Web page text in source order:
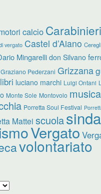
calcio Carabinieri
vergato Castel d’Aiano
Mingarelli don Silvano
Graziano Pederzani Grizzana
libri luciano marchi Luigi Ontani
Monte Sole Montovolo musica
Porretta Soul Festival
Mattei scuola
Vergato
volontariato